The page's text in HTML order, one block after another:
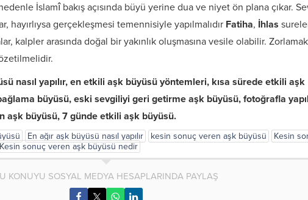
İslamî bakış açısında büyü yerine dua ve niyet ön plana çıkar.
hayırlıysa gerçekleşmesi temennisiyle yapılmalıdır Fatiha, İhlas
kalpler arasında doğal bir yakınlık oluşmasına vesile olabilir. Zorlamak
nasıl yapılır, en etkili aşk büyüsü yöntemleri, kısa sürede etkili aşk
büyüsü, eski sevgiliyi geri getirme aşk büyüsü, fotoğrafla
aşk büyüsü, 7 günde etkili aşk büyüsü.
En ağır aşk büyüsü nasıl yapılır kesin sonuç veren aşk büyüsü
Kesin
Kesin sonuç veren aşk büyüsü nedir
KONUYU SOSYAL MEDYA HESAPLARINDA PAYLAŞ